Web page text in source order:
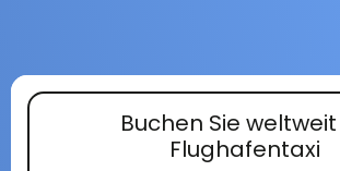
Buchen Sie
Flughafentaxi